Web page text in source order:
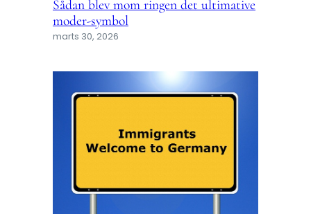
Sådan blev mom ringen det ultimative
moder-symbol
marts 30, 2026